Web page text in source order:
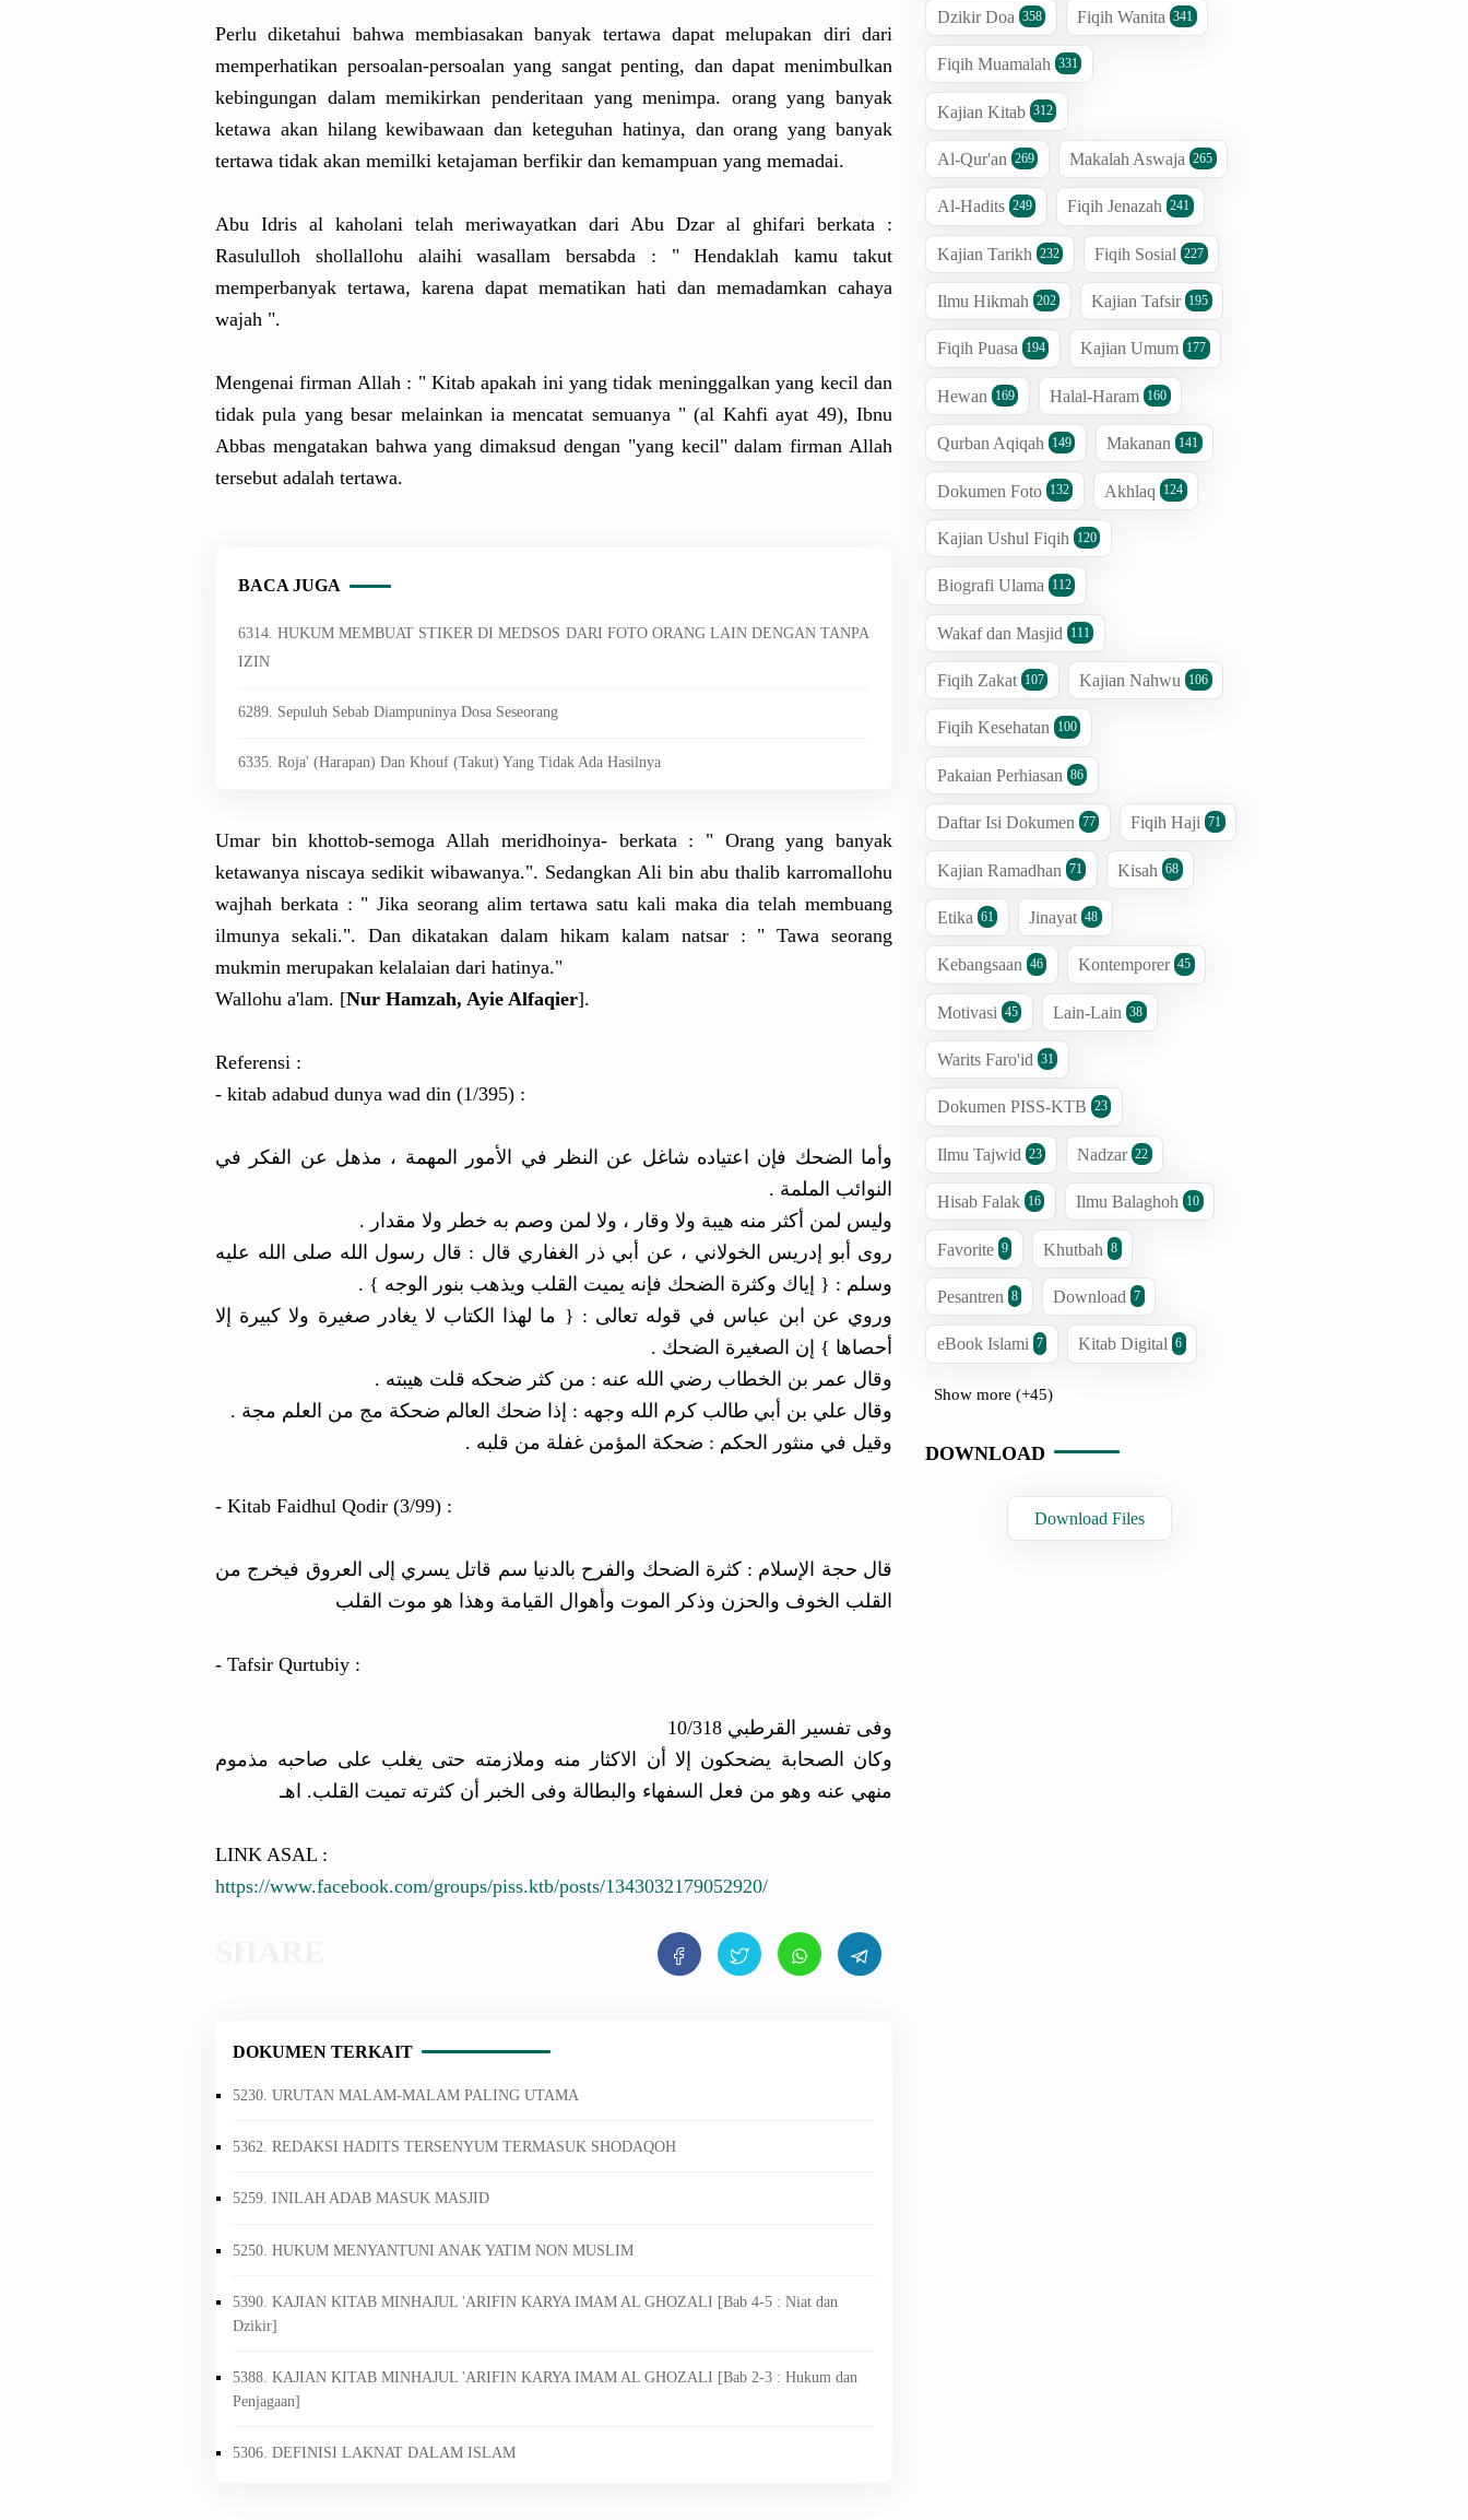
Perlu diketahui bahwa membiasakan banyak tertawa dapat melupakan diri dari
memperhatikan persoalan-persoalan yang sangat penting, dan dapat menimbulkan
kebingungan dalam memikirkan penderitaan yang menimpa. orang yang banyak
ketawa akan hilang kewibawaan dan keteguhan hatinya, dan orang yang banyak
tertawa tidak akan memilki ketajaman berfikir dan kemampuan yang memadai.
Abu Idris al kaholani telah meriwayatkan dari Abu Dzar al ghifari berkata :
Rasululloh shollallohu alaihi wasallam bersabda : " Hendaklah kamu takut
memperbanyak tertawa, karena dapat mematikan hati dan memadamkan cahaya
wajah ".
Mengenai firman Allah : " Kitab apakah ini yang tidak meninggalkan yang kecil dan
tidak pula yang besar melainkan ia mencatat semuanya " (al Kahfi ayat 49), Ibnu
Abbas mengatakan bahwa yang dimaksud dengan "yang kecil" dalam firman Allah
tersebut adalah tertawa.
BACA JUGA
6314. HUKUM MEMBUAT STIKER DI MEDSOS DARI FOTO ORANG LAIN DENGAN TANPA
IZIN
6289. Sepuluh Sebab Diampuninya Dosa Seseorang
6335. Roja' (Harapan) Dan Khouf (Takut) Yang Tidak Ada Hasilnya
Umar bin khottob-semoga Allah meridhoinya- berkata : " Orang yang banyak
ketawanya niscaya sedikit wibawanya.". Sedangkan Ali bin abu thalib karromallohu
wajhah berkata : " Jika seorang alim tertawa satu kali maka dia telah membuang
ilmunya sekali.". Dan dikatakan dalam hikam kalam natsar : " Tawa seorang
mukmin merupakan kelalaian dari hatinya."
Wallohu a'lam. [Nur Hamzah, Ayie Alfaqier].
Referensi :
- kitab adabud dunya wad din (1/395) :
وأما الضحك فإن اعتياده شاغل عن النظر في الأمور المهمة ، مذهل عن الفكر في
النوائب الملمة .
وليس لمن أكثر منه هيبة ولا وقار ، ولا لمن وصم به خطر ولا مقدار .
روى أبو إدريس الخولاني ، عن أبي ذر الغفاري قال : قال رسول الله صلى الله عليه
وسلم : { إياك وكثرة الضحك فإنه يميت القلب ويذهب بنور الوجه } .
وروي عن ابن عباس في قوله تعالى : { ما لهذا الكتاب لا يغادر صغيرة ولا كبيرة إلا
أحصاها } إن الصغيرة الضحك .
وقال عمر بن الخطاب رضي الله عنه : من كثر ضحكه قلت هيبته .
وقال علي بن أبي طالب كرم الله وجهه : إذا ضحك العالم ضحكة مج من العلم مجة .
وقيل في منثور الحكم : ضحكة المؤمن غفلة من قلبه .
- Kitab Faidhul Qodir (3/99) :
قال حجة الإسلام : كثرة الضحك والفرح بالدنيا سم قاتل يسري إلى العروق فيخرج من
القلب الخوف والحزن وذكر الموت وأهوال القيامة وهذا هو موت القلب
- Tafsir Qurtubiy :
وفى تفسير القرطبي 10/318
وكان الصحابة يضحكون إلا أن الاكثار منه وملازمته حتى يغلب على صاحبه مذموم
منهي عنه وهو من فعل السفهاء والبطالة وفى الخبر أن كثرته تميت القلب. اهـ
LINK ASAL :
https://www.facebook.com/groups/piss.ktb/posts/1343032179052920/
DOKUMEN TERKAIT
5230. URUTAN MALAM-MALAM PALING UTAMA
5362. REDAKSI HADITS TERSENYUM TERMASUK SHODAQOH
5259. INILAH ADAB MASUK MASJID
5250. HUKUM MENYANTUNI ANAK YATIM NON MUSLIM
5390. KAJIAN KITAB MINHAJUL 'ARIFIN KARYA IMAM AL GHOZALI [Bab 4-5 : Niat dan
Dzikir]
5388. KAJIAN KITAB MINHAJUL 'ARIFIN KARYA IMAM AL GHOZALI [Bab 2-3 : Hukum dan
Penjagaan]
5306. DEFINISI LAKNAT DALAM ISLAM
Dzikir Doa 358 Fiqih Wanita 341
Fiqih Muamalah 331
Kajian Kitab 312
Al-Qur'an 269 Makalah Aswaja 265
Al-Hadits 249 Fiqih Jenazah 241
Kajian Tarikh 232 Fiqih Sosial 227
Ilmu Hikmah 202 Kajian Tafsir 195
Fiqih Puasa 194 Kajian Umum 177
Hewan 169 Halal-Haram 160
Qurban Aqiqah 149 Makanan 141
Dokumen Foto 132 Akhlaq 124
Kajian Ushul Fiqih 120
Biografi Ulama 112
Wakaf dan Masjid 111
Fiqih Zakat 107 Kajian Nahwu 106
Fiqih Kesehatan 100
Pakaian Perhiasan 86
Daftar Isi Dokumen 77 Fiqih Haji 71
Kajian Ramadhan 71 Kisah 68
Etika 61 Jinayat 48
Kebangsaan 46 Kontemporer 45
Motivasi 45 Lain-Lain 38
Warits Faro'id 31
Dokumen PISS-KTB 23
Ilmu Tajwid 23 Nadzar 22
Hisab Falak 16 Ilmu Balaghoh 10
Favorite 9 Khutbah 8
Pesantren 8 Download 7
eBook Islami 7 Kitab Digital 6
Show more (+45)
DOWNLOAD
Download Files